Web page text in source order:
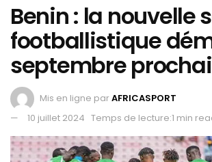
Benin : la nouvelle
footballistique
septembre
Mis en ligne parAFRICASPORT
10 juillet 2024 Temps de lecture:1 min